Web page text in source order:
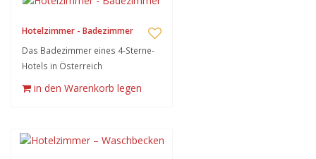
Hotelzimmer - Badezimmer
Das Badezimmer eines 4-Sterne-
Hotels in Österreich
in den Warenkorb legen